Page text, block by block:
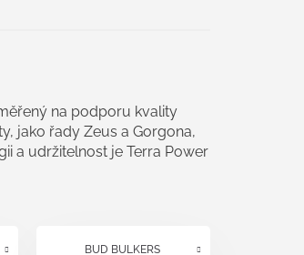
na podporu kvality
jako řady Zeus a Gorgona,
a udržitelnost je Terra Power
BUD BULKERS